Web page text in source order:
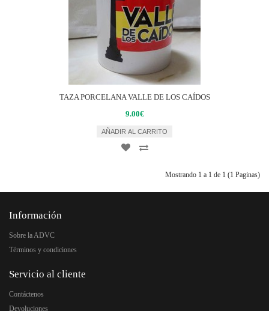
TAZA PORCELANA VALLE DE LOS CAÍDOS
9.00€
AÑADIR AL CARRITO
Mostrando 1 a 1 de 1 (1 Paginas)
Información
Sobre la ADVC
Términos y condiciones
Servicio al cliente
Contáctenos
Devoluciones